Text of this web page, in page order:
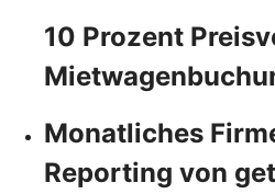
10 Prozent
Monatliches
Reporting von